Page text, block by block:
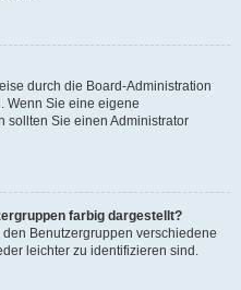
durch die Board-Administration
Wenn Sie eine eigene
sollten Sie einen Administrator
farbig dargestellt?
Benutzergruppen verschiedene
leichter zu identifizieren sind.